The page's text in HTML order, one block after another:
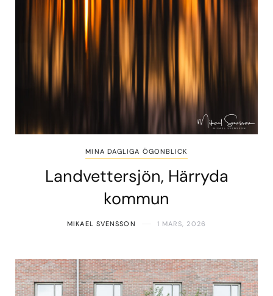
MINA DAGLIGA ÖGONBLICK
Landvettersjön, Härryda
kommun
MIKAEL SVENSSON 1 MARS, 2026